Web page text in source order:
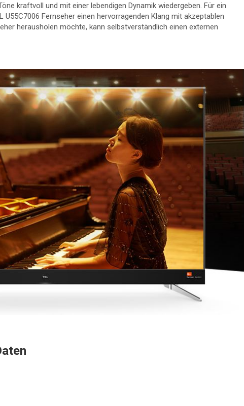
kraftvoll und mit einer lebendigen Dynamik wiedergeben. Für ein
Fernseher einen hervorragenden Klang mit akzeptablen
herausholen möchte, kann selbstverständlich einen externen